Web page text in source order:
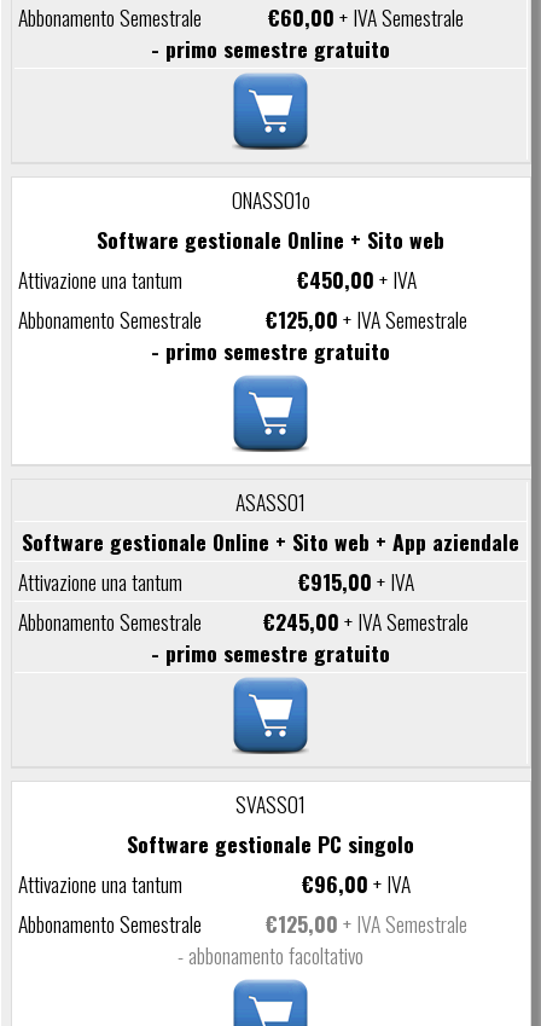
€60,00+ IVA Semestrale
- primo semestre gratuito
ONASS01o
Software gestionale Online + Sito web
€450,00+ IVA
€125,00+ IVA Semestrale
- primo semestre gratuito
ASASS01
Software gestionale Online + Sito web + App aziendale
€915,00+ IVA
€245,00+ IVA Semestrale
- primo semestre gratuito
SVASS01
Software gestionale PC singolo
€96,00+ IVA
€125,00+ IVA Semestrale
- abbonamento facoltativo